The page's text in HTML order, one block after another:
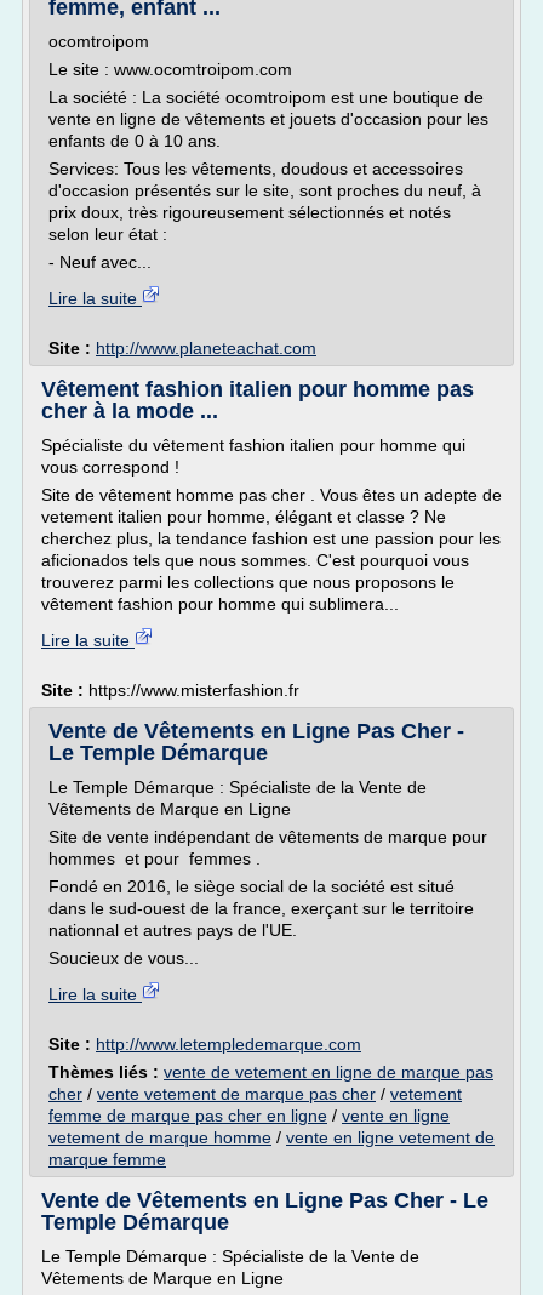
femme, enfant ...
ocomtroipom
Le site : www.ocomtroipom.com
La société : La société ocomtroipom est une boutique de
vente en ligne de vêtements et jouets d'occasion pour les
enfants de 0 à 10 ans.
Services: Tous les vêtements, doudous et accessoires
d'occasion présentés sur le site, sont proches du neuf, à
prix doux, très rigoureusement sélectionnés et notés
selon leur état :
- Neuf avec...
Lire la suite
Site : http://www.planeteachat.com
Vêtement fashion italien pour homme pas
cher à la mode ...
Spécialiste du vêtement fashion italien pour homme qui
vous correspond !
Site de vêtement homme pas cher . Vous êtes un adepte de
vetement italien pour homme, élégant et classe ? Ne
cherchez plus, la tendance fashion est une passion pour les
aficionados tels que nous sommes. C'est pourquoi vous
trouverez parmi les collections que nous proposons le
vêtement fashion pour homme qui sublimera...
Lire la suite
Site : https://www.misterfashion.fr
Vente de Vêtements en Ligne Pas Cher -
Le Temple Démarque
Le Temple Démarque : Spécialiste de la Vente de
Vêtements de Marque en Ligne
Site de vente indépendant de vêtements de marque pour
hommes et pour femmes .
Fondé en 2016, le siège social de la société est situé
dans le sud-ouest de la france, exerçant sur le territoire
nationnal et autres pays de l'UE.
Soucieux de vous...
Lire la suite
Site : http://www.letempledemarque.com
Thèmes liés : vente de vetement en ligne de marque pas
cher / vente vetement de marque pas cher / vetement
femme de marque pas cher en ligne / vente en ligne
vetement de marque homme / vente en ligne vetement de
marque femme
Vente de Vêtements en Ligne Pas Cher - Le
Temple Démarque
Le Temple Démarque : Spécialiste de la Vente de
Vêtements de Marque en Ligne